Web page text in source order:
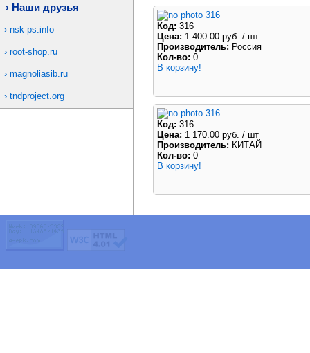
Наши друзья
nsk-ps.info
root-shop.ru
magnoliasib.ru
tndproject.org
316
Код: 316
Цена: 1 400.00 руб. / шт
Производитель: Россия
Кол-во: 0
В корзину!
316
Код: 316
Цена: 1 170.00 руб. / шт
Производитель: КИТАЙ
Кол-во: 0
В корзину!